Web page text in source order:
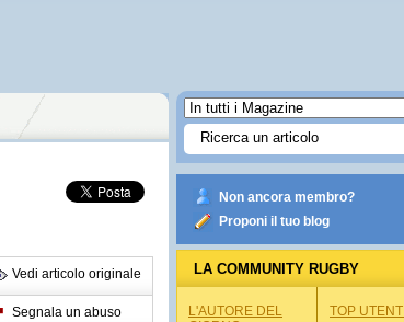
Vedi articolo originale
Segnala un abuso
Non ancora membro?
Proponi il tuo blog
LA COMMUNITY RUGBY
L'AUTORE DEL
TOP UTENTI